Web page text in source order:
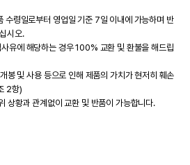
수령일로부터 영업일 기준 7일 이내에 가능하며 반
시오.
유에 해당하는 경우 100% 교환 및 환불을 해드립
봉 및 사용 등으로 인해 제품의 가치가 현저히 훼손
2항)
상황과 관계없이 교환 및 반품이 가능합니다.